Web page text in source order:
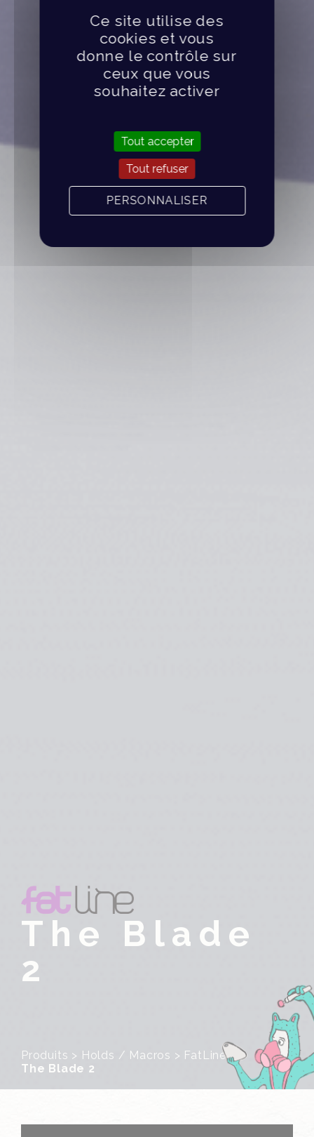
The Blade
2
Produits > Holds / Macros > FatLine>
The Blade 2
Ce site utilise des
cookies et vous
donne le contrôle sur
ceux que vous
souhaitez activer
Tout accepter
Tout refuser
PERSONNALISER